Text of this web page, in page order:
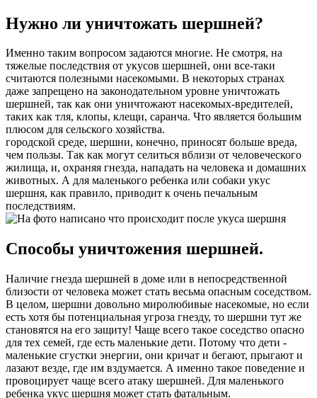
Нужно ли уничтожать шершней?
Именно таким вопросом задаются многие. Не смотря, на
тяжелые последствия от укусов шершней, они все-таки
считаются полезными насекомыми. В некоторых странах
даже запрещено на законодательном уровне уничтожать
шершней, так как они уничтожают насекомых-вредителей,
таких как тля, клопы, клещи, саранча. Что является большим
плюсом для сельского хозяйства.
городской среде, шершни, конечно, приносят больше вреда,
чем пользы. Так как могут селиться вблизи от человеческого
жилища, и, охраняя гнезда, нападать на человека и домашних
животных. А для маленького ребенка или собаки укус
шершня, как правило, приводит к очень печальным
последствиям.
Способы уничтожения шершней.
Наличие гнезда шершней в доме или в непосредственной
близости от человека может стать весьма опасным соседством.
В целом, шершни довольно миролюбивые насекомые, но если
есть хотя бы потенциальная угроза гнезду, то шершни тут же
становятся на его защиту! Чаще всего такое соседство опасно
для тех семей, где есть маленькие дети. Потому что дети -
маленькие сгустки энергии, они кричат и бегают, прыгают и
лазают везде, где им вздумается. А именно такое поведение и
провоцирует чаще всего атаку шершней. Для маленького
ребенка укус шершня может стать фатальным.